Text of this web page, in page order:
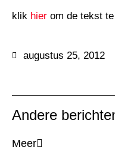
klik hier om de tekst
augustus 25, 2012
Andere
Meer